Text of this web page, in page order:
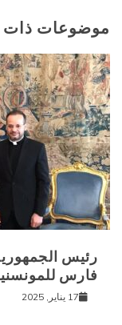
موضوعات ذات
رئيس
فارس
17 يناير, 2025